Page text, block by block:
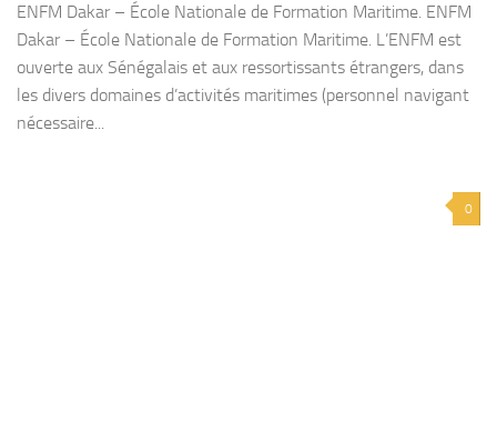
ENFM Dakar – École Nationale de Formation Maritime. ENFM
Dakar – École Nationale de Formation Maritime. L’ENFM est
ouverte aux Sénégalais et aux ressortissants étrangers, dans
les divers domaines d’activités maritimes (personnel navigant
nécessaire...
0